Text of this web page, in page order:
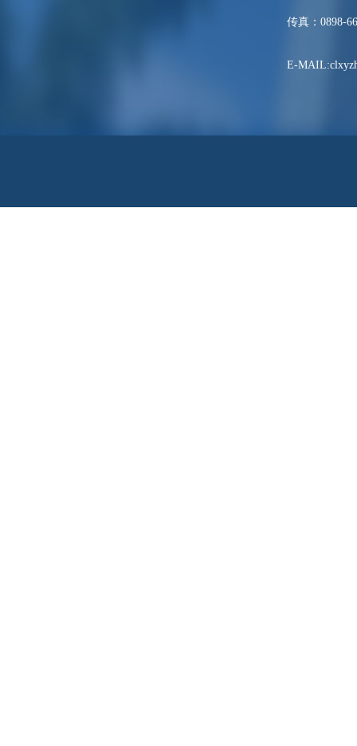
传真：0898-
E-